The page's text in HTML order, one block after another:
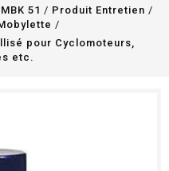
51
Produit Entretien
pour Cyclomoteurs,
etc.